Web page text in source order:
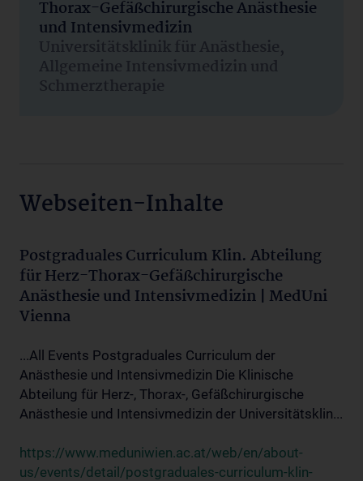
Thorax-Gefäßchirurgische Anästhesie
und Intensivmedizin
Universitätsklinik für Anästhesie,
Allgemeine Intensivmedizin und
Schmerztherapie
Webseiten-Inhalte
Postgraduales Curriculum Klin. Abteilung
für Herz-Thorax-Gefäßchirurgische
Anästhesie und Intensivmedizin | MedUni
Vienna
...All Events Postgraduales Curriculum der
Anästhesie und Intensivmedizin Die Klinische
Abteilung für Herz-, Thorax-, Gefäßchirurgische
Anästhesie und Intensivmedizin der Universitätsklin...
https://www.meduniwien.ac.at/web/en/about-
us/events/detail/postgraduales-curriculum-klin-